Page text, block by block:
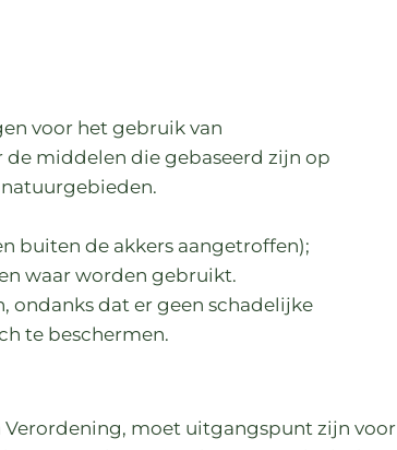
voor het gebruik van
middelen die gebaseerd zijn op
buiten de akkers aangetroffen);
waar worden gebruikt.
ondanks dat er geen schadelijke
te beschermen.
moet uitgangspunt zijn voor